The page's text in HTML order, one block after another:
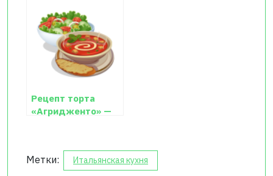
Рецепт торта
«Агридженто» —
Метки: Итальянская кухня